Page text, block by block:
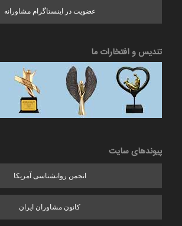
عضویت در اینستاگرام مشاورانه
تندیس و افتخارات ما
پیوندهای سایت
انجمن روانشناسی آمریکا
کانون مشاوران ایران